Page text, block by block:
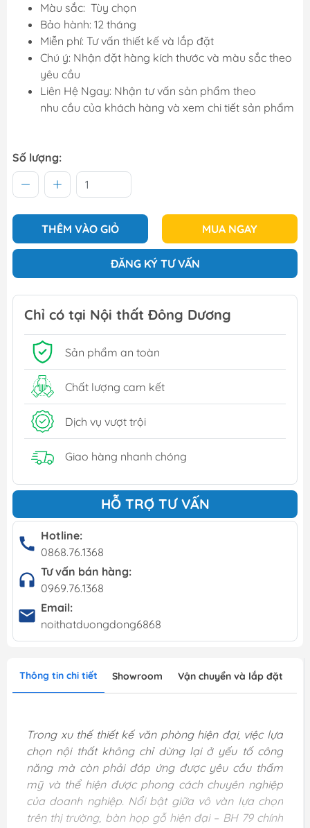
Màu sắc: Tùy chọn
Bảo hành: 12 tháng
Miễn phí: Tư vấn thiết kế và lắp đặt
Chú ý: Nhận đặt hàng kích thước và màu sắc theo
yêu cầu
Liên Hệ Ngay: Nhận tư vấn sản phẩm theo
nhu cầu của khách hàng và xem chi tiết sản phẩm
Số lượng:
THÊM VÀO GIỎ MUA NGAY
ĐĂNG KÝ TƯ VẤN
Chỉ có tại Nội thất Đông Dương
Sản phẩm an toàn
Chất lượng cam kết
Dịch vụ vượt trội
Giao hàng nhanh chóng
HỖ TRỢ TƯ VẤN
Hotline:
0868.76.1368
Tư vấn bán hàng:
0969.76.1368
Email:
noithatduongdong6868
Thông tin chi tiết Showroom Vận chuyển và lắp đặt
Trong xu thế thiết kế văn phòng hiện đại, việc lựa
chọn nội thất không chỉ dừng lại ở yếu tố công
năng mà còn phải đáp ứng được yêu cầu thẩm
mỹ và thể hiện được phong cách chuyên nghiệp
của doanh nghiệp. Nổi bật giữa vô vàn lựa chọn
trên thị trường, bàn họp gỗ hiện đại – BH 79 chính